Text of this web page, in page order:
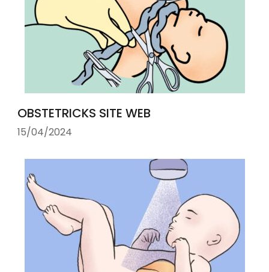
OBSTETRICKS SITE WEB
15/04/2024